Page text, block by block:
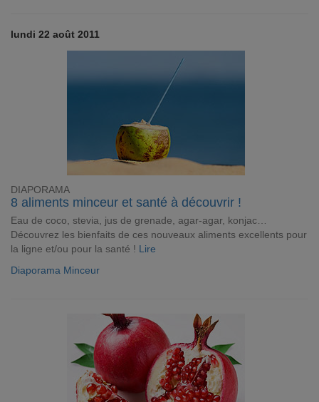
lundi 22 août 2011
DIAPORAMA
8 aliments minceur et santé à découvrir !
Eau de coco, stevia, jus de grenade, agar-agar, konjac…
Découvrez les bienfaits de ces nouveaux aliments excellents pour
la ligne et/ou pour la santé ! Lire
Diaporama Minceur